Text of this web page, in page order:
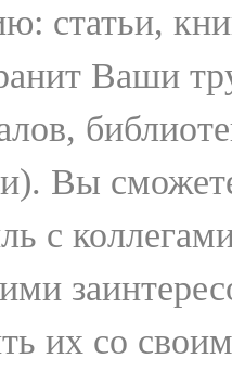
статьи,
Ваши
Вы
с
их со